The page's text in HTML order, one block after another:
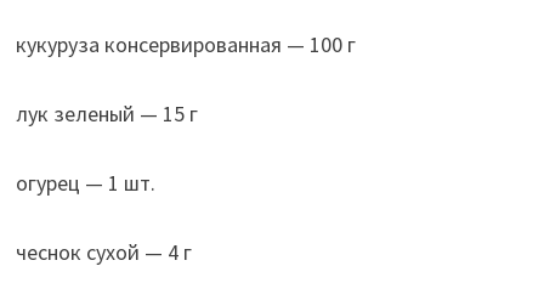
кукуруза консервированная — 100 г
лук зеленый — 15 г
огурец — 1 шт.
чеснок сухой — 4 г